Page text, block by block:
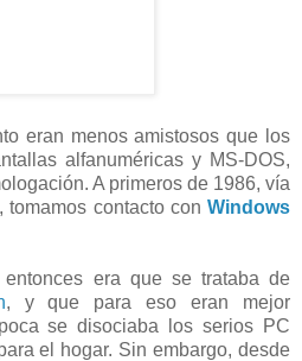
eran menos amistosos que los
alfanuméricas y MS-DOS,
A primeros de 1986, vía
tomamos contacto con Windows
entonces era que se trataba de
, y que para eso eran mejor
se disociaba los serios PC
el hogar. Sin embargo, desde